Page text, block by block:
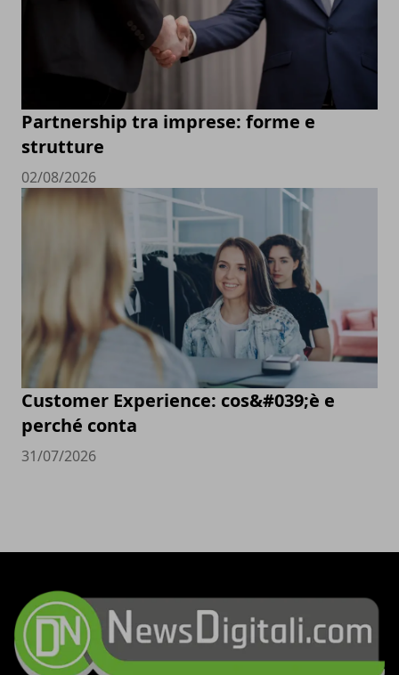
Partnership tra imprese: forme e
strutture
02/08/2026
Customer Experience: cos&#039;è e
perché conta
31/07/2026